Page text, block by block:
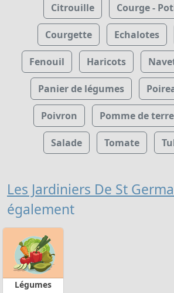
Citrouille Courge -
Courgette Echalotes
Fenouil Haricots
Panier de légumes
Poivron Pomme de terre
Salade Tomate
Les Jardiniers De St
également
Légumes